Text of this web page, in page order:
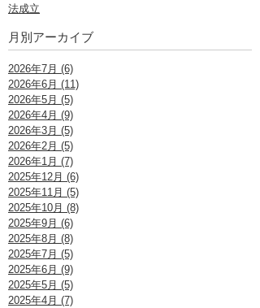
法成立
月別アーカイブ
2026年7月 (6)
2026年6月 (11)
2026年5月 (5)
2026年4月 (9)
2026年3月 (5)
2026年2月 (5)
2026年1月 (7)
2025年12月 (6)
2025年11月 (5)
2025年10月 (8)
2025年9月 (6)
2025年8月 (8)
2025年7月 (5)
2025年6月 (9)
2025年5月 (5)
2025年4月 (7)